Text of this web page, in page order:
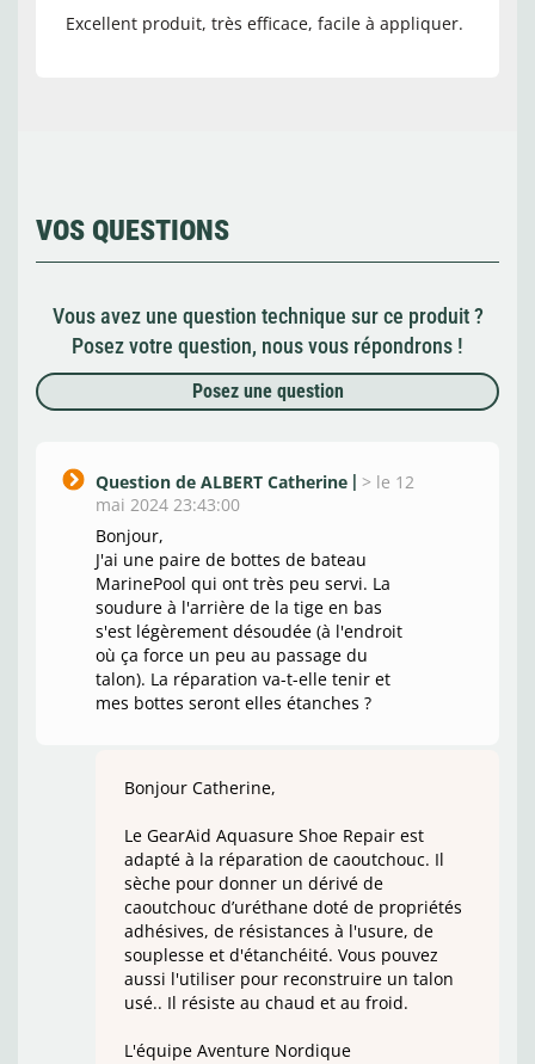
Excellent produit, très efficace, facile à appliquer.
VOS QUESTIONS
Vous avez une question technique sur ce produit ?
Posez votre question, nous vous répondrons !
Posez une question
Question de ALBERT Catherine > le 12
mai 2024 23:43:00
Bonjour,
J'ai une paire de bottes de bateau
MarinePool qui ont très peu servi. La
soudure à l'arrière de la tige en bas
s'est légèrement désoudée (à l'endroit
où ça force un peu au passage du
talon). La réparation va-t-elle tenir et
mes bottes seront elles étanches ?
Bonjour Catherine,
Le GearAid Aquasure Shoe Repair est
adapté à la réparation de caoutchouc. Il
sèche pour donner un dérivé de
caoutchouc d’uréthane doté de propriétés
adhésives, de résistances à l'usure, de
souplesse et d'étanchéité. Vous pouvez
aussi l'utiliser pour reconstruire un talon
usé.. Il résiste au chaud et au froid.
L'équipe Aventure Nordique